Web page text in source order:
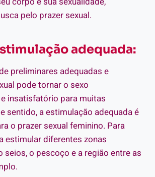
pelo prazer sexual.
adequada:
preliminares adequadas e
pode tornar o sexo
insatisfatório para muitas
sentido, a estimulação adequada é
o prazer sexual feminino. Para
estimular diferentes zonas
seios, o pescoço e a região entre as